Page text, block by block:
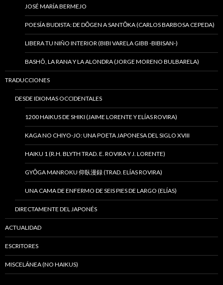
JOSÉ MARÍA BERMEJO
POESÍA BUDISTA: DE DŌGEN A SANTŌKA (CARLOS BARBOSA CEPEDA)
LIBERA TU NIÑO INTERIOR (BIBI VARELA GIBB -BIBISAN-)
BASHÔ, LA RANA Y LA ALONDRA (JORGE MORENO BULBARELA)
TRADUCCIONES
DESDE IDIOMAS OCCIDENTALES
1200 HAIKUS DE SHIKI (JAIME LORENTE Y ELÍAS ROVIRA)
KAGA NO CHIYO-JO: UNA POETA JAPONESA DEL SIGLO XVIII
HAIKU 1 (R.H. BLYTH TRAD. E. ROVIRA Y J. LORENTE)
GYŌGA MANROKU 仰臥漫録 (TRAD. ELÍAS ROVIRA)
UNA CAMA DE ENFERMO DE SEIS PIES DE LARGO (ELÍAS)
DIRECTAMENTE DEL JAPONÉS
ACTUALIDAD
ESCRITORES
MISCELÁNEA (NO HAIKUS)